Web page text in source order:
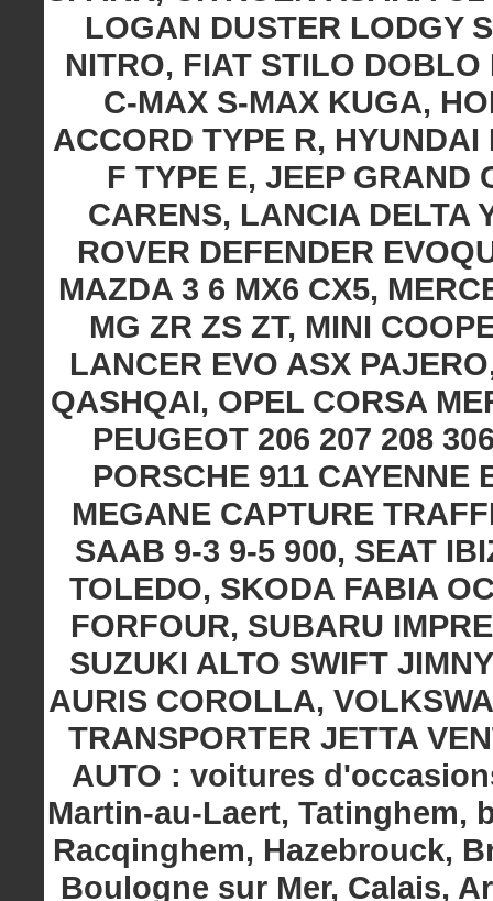
LOGAN DUSTER LODGY
NITRO, FIAT STILO
C-MAX S-MAX KUGA,
ACCORD TYPE R,
F TYPE E, JEEP GRAND
CARENS, LANCIA DELTA
ROVER DEFENDER
MAZDA 3 6 MX6 CX5,
MG ZR ZS ZT, MINI
LANCER EVO ASX
QASHQAI, OPEL CORSA
PEUGEOT 206 207 208
PORSCHE 911 CAYENNE
MEGANE CAPTURE
SAAB 9-3 9-5 900, SEAT
TOLEDO, SKODA FABIA
FORFOUR, SUBARU
SUZUKI ALTO SWIFT
AURIS COROLLA,
TRANSPORTER JETTA
AUTO : voitures
Martin-au-Laert, Tatinghem,
Racqinghem, Hazebrouck,
Boulogne sur Mer, Calais,